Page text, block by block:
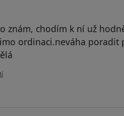
znám, chodím k ní už
ordinaci.neváha poradit
vděčný pacient